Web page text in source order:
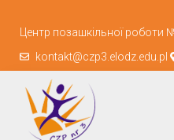
Центр позашкільної роботи
kontakt@czp3.elodz.edu.pl